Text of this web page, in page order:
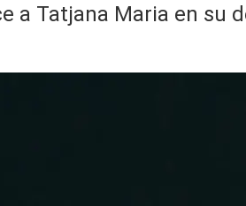
a Tatjana Maria en su